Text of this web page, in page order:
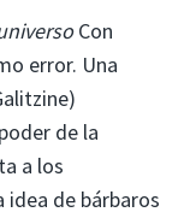
Con
error. Una
de la
a los
idea de bárbaros